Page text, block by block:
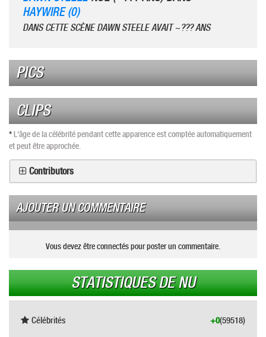
HAYWIRE (0)
DANS CETTE SCÈNE DAWN STEELE AVAIT ~??? ANS
PICS
CLIPS
*L'âge de la célébrité pendant cette apparence est comptée automatiquement
et peut être approchée.
Contributors
AJOUTER UN COMMENTAIRE
Vous devez être connectés pour poster un commentaire.
STATISTIQUES DE NU
Célébrités (59518)
+0